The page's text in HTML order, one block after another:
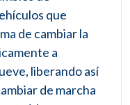
que
de cambiar la
a
liberando así
de marcha